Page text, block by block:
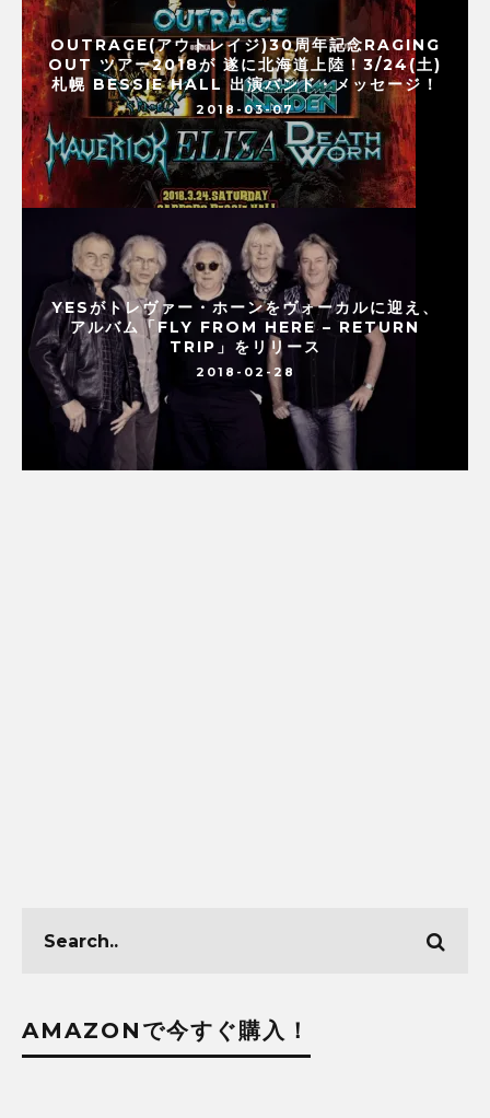
OUTRAGE(アウトレイジ)30周年記念RAGING
OUT ツアー2018が 遂に北海道上陸！3/24(土)
札幌 BESSIE HALL 出演バンド・メッセージ！
2018-03-07
YESがトレヴァー・ホーンをヴォーカルに迎え、
アルバム「FLY FROM HERE – RETURN
TRIP」をリリース
2018-02-28
AMAZONで今すぐ購入！